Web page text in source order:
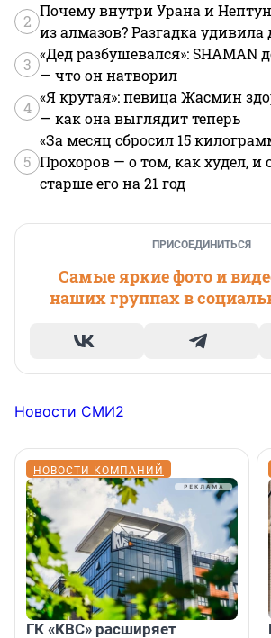
2
Почему внутри Урана и
из алмазов? Разгадка
3
«Дед разбушевался»: SHAMAN
— что он натворил
4
«Я крутая»: певица Жасмин
— как она выглядит теперь
5
«За месяц сбросил 15
Прохоров — о том, как худел, и
старше его на 21 год
ПРИСОЕДИНИТЬСЯ
Самые яркие фото и
наших группах в
Новости СМИ2
НОВОСТИ КОМПАНИЙ
ГК «КВС» расширяет